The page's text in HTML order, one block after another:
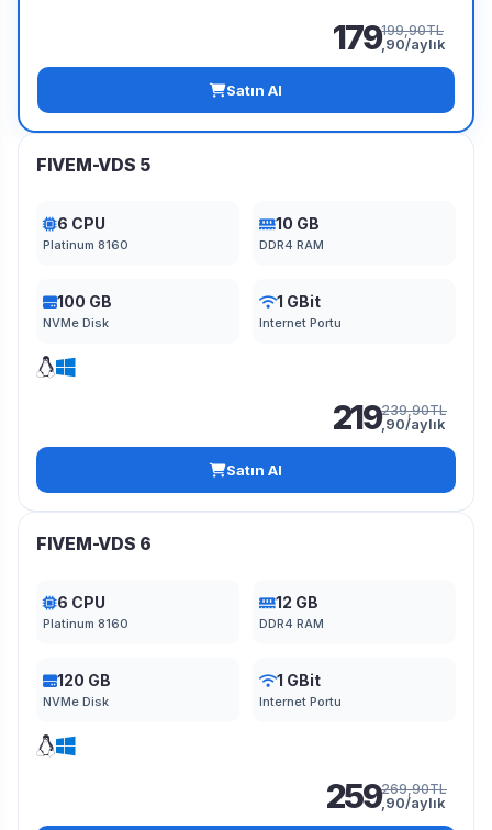
179199,90TL
,90/aylık
Satın Al
FIVEM-VDS 5
6 CPU
Platinum 8160
10 GB
DDR4 RAM
100 GB
NVMe Disk
1 GBit
Internet Portu
219239,90TL
,90/aylık
Satın Al
FIVEM-VDS 6
6 CPU
Platinum 8160
12 GB
DDR4 RAM
120 GB
NVMe Disk
1 GBit
Internet Portu
259269,90TL
,90/aylık